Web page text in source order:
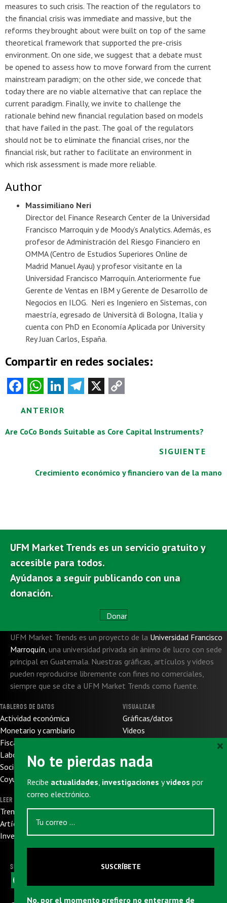
measures to such crisis. The reaction of the regulators to
the financial crisis was immediate and massive, but the
reforms they brought about were built on top of the same
theoretical framework that supported the pre-crisis
environment. On one side, we suggest that a debate must
be opened to assess how to move forward from the current
mainstream paradigm; on the other side, we concede that
today there are no viable alternative that can replace the
current paradigm. Finally, we invite to challenge the
rationale behind new financial regulation based on models
that have failed in the past. The goal of the regulators
should not be to eliminate the financial crises, nor the
financial risk, but rather to facilitate an environment in
which risk assessment is made more reliable.
Author
Massimiliano Neri
Director del Finance Research Center de la Universidad
Francisco Marroquin y de Moody’s Analytics. Además, es
profesor de Administración del Riesgo Financiero en
OMMA (Centro de Estudios Superiores Online de
Madrid Manuel Ayau) y profesor visitante en la
Universidad Francisco Marroquín. Anteriormente fue
Gerente de Ventas en IBM y Gerente de Desarrollo de
Negocios en ILOG. Neri es Ingeniero en Sistemas, con
maestría, egresado de Università di Bologna, Italia y
cuenta con PhD en Economía Aplicada por University
Rey Juan Carlos, España.
Compartir en redes sociales:
Fa
ce
b
o
W
ha
ts
A
p
Li
dI
Te
a
X
Li
Posts
navigation
ANTERIOR
Are CoCo Bonds Suitable as Core Capital Instruments?
SIGUIENTE
Crecimiento económico y financiero van de la mano
UFM Market Trends es un servicio gratuito y
accesible para todos.
Ayúdanos a seguir publicando con una
donación.
Donar
UFM Market Trends es un proyecto de la Universidad Francisco
Marroquín una universidad privada sin ánimo de lucro con sede
principal en Guatemala. Nuestras gráficas, artículos y videos
pueden reproducirse libremente con fines no comerciales,
siempre que se cite a UFM Market Trends como fuente.
TABLEROS DE DATOS
Actividad económica
Monetario y cambiario
Fiscal y de presupuesto
Laboral
Socioeconómico
Coyuntura internacional
LEER
Trends
Artículos
Investigaciones
VISUALIZAR
Gráficas/datos
Videos
Sobre nosotros
Donaciones
SUSCRIBIRSE
SIGUENOS
a
e
h
t
i
k
e
e
m
i
No te pierdas nada
Recibe actualidades, investigaciones yvideos por
correo electrónico.
SUSCRÍBETE
No, por el momento prefiero no enterarme de
×